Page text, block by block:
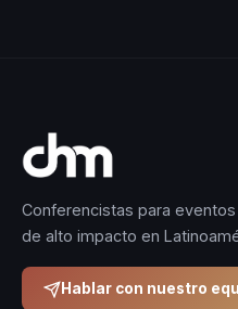
Conferencistas para
de alto impacto en
Hablar con nuestro